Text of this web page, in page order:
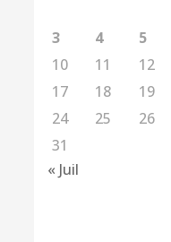
3
4 5
10
11 12
17
18 19
24
25 26
31
« Juil